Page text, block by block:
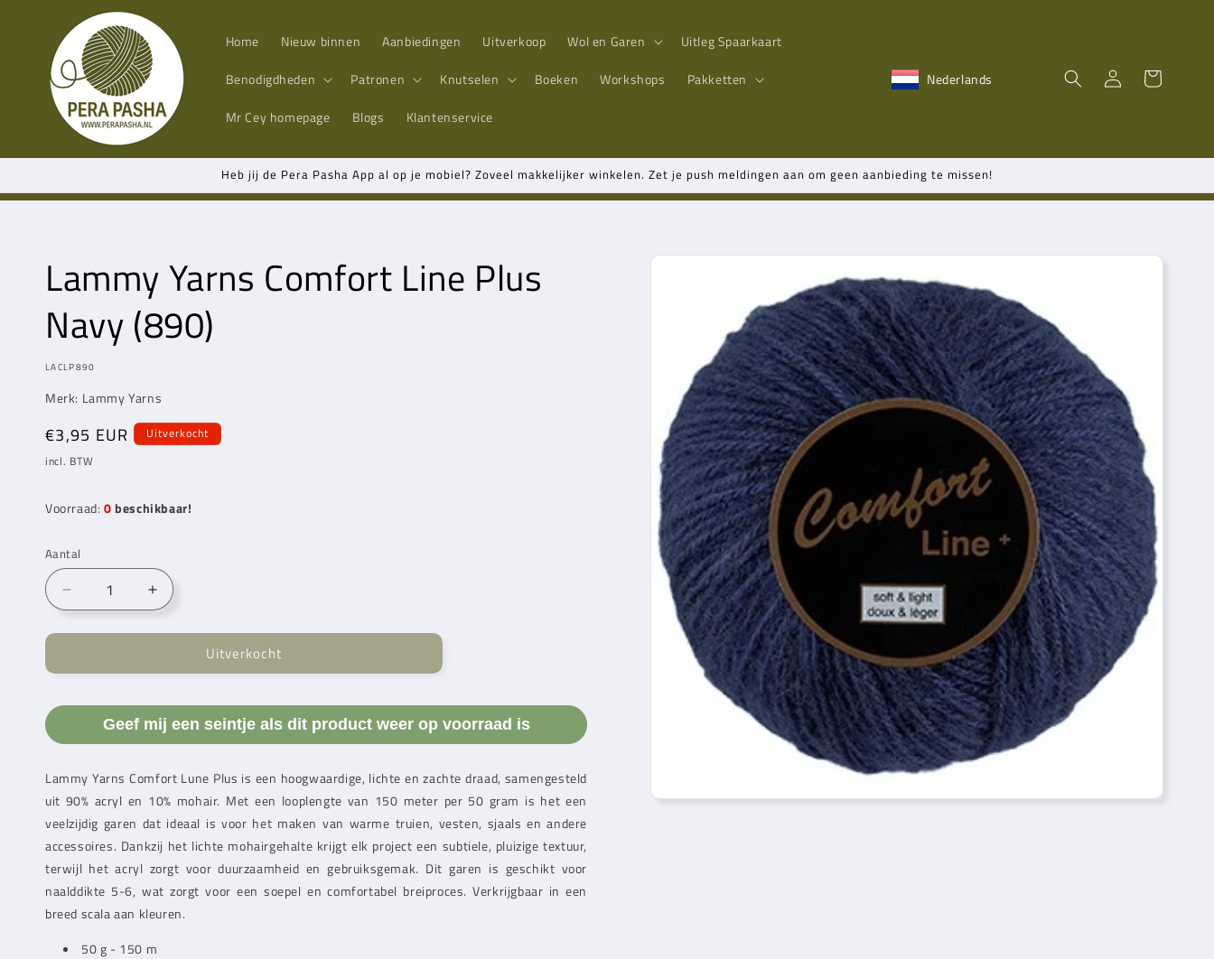
content Home Nieuw binnen Aanbiedingen Uitverkoop Wol en Garen
Uitleg Spaarkaart
Benodigdheden
Patronen Knutselen Boeken Workshops
Pakketten
Mr Cey homepage Blogs Klantenservice
Nederlands InloggenWinkelwagen
Heb jij de Pera Pasha App al op je mobiel? Zoveel makkelijker winkelen. Zet je push meldingen aan om geen aanbieding te missen!
Lammy Yarns Comfort Line Plus
Navy (890)
MODEL:
LACLP890
Merk: Lammy Yarns
Normale
prijs
€3,95 EUR
Uitverkocht
incl. BTW
Voorraad: 0 beschikbaar!
Aantal
Aantal
verlagen
voor
Yarns
Line
Navy
Aantal
verhogen
voor
Yarns
Line
Plus
Navy
Uitverkocht
Geef mij een seintje als dit product weer op voorraad is
Lammy Yarns Comfort Lune Plus is een hoogwaardige, lichte en zachte draad, samengesteld
uit 90% acryl en 10% mohair. Met een looplengte van 150 meter per 50 gram is het een
veelzijdig garen dat ideaal is voor het maken van warme truien, vesten, sjaals en andere
accessoires. Dankzij het lichte mohairgehalte krijgt elk project een subtiele, pluizige textuur,
terwijl het acryl zorgt voor duurzaamheid en gebruiksgemak. Dit garen is geschikt voor
naalddikte 5-6, wat zorgt voor een soepel en comfortabel breiproces. Verkrijgbaar in een
breed scala aan kleuren.
50 g - 150 m